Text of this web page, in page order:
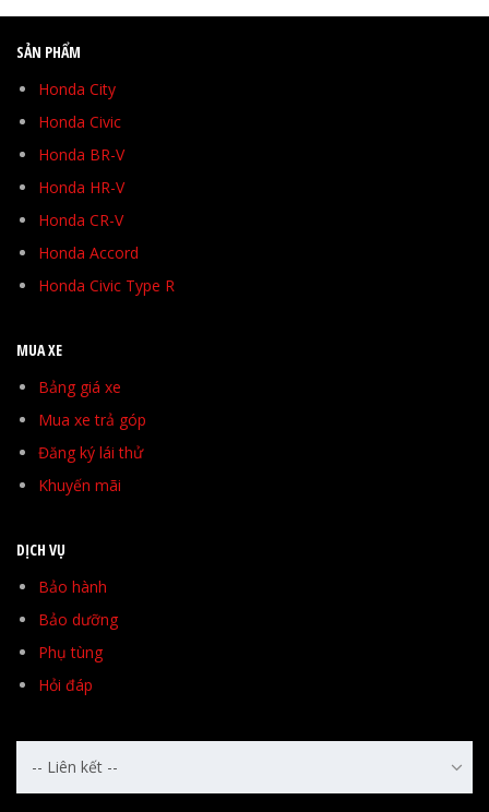
SẢN PHẨM
Honda City
Honda Civic
Honda BR-V
Honda HR-V
Honda CR-V
Honda Accord
Honda Civic Type R
MUA XE
Bảng giá xe
Mua xe trả góp
Đăng ký lái thử
Khuyến mãi
DỊCH VỤ
Bảo hành
Bảo dưỡng
Phụ tùng
Hỏi đáp
-- Liên kết --